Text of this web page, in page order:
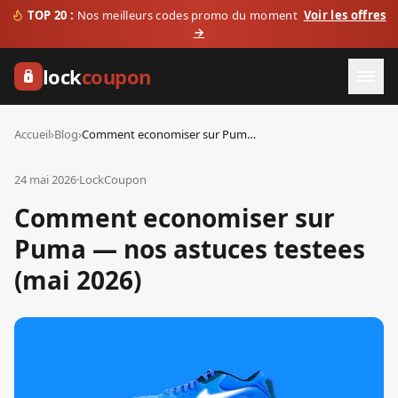
TOP 20 : Nos meilleurs codes promo du moment Voir les offres
→
lockcoupon
Accueil›Blog› Comment economiser sur Puma — nos astuces testees (mai 2026)
24 mai 2026·LockCoupon
Comment economiser sur
Puma — nos astuces testees
(mai 2026)